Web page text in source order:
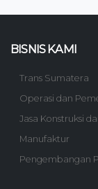
BISNIS KAMI
Trans Sumatera
Operasi dan
Jasa Konstruksi
Manufaktur
Pengembangan